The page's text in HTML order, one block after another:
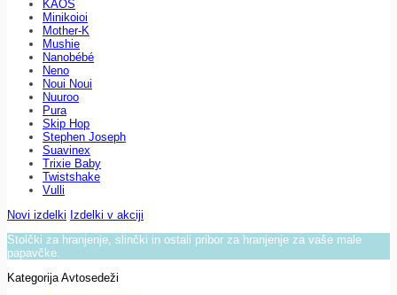
KAOS
Minikoioi
Mother-K
Mushie
Nanobébé
Neno
Noui Noui
Nuuroo
Pura
Skip Hop
Stephen Joseph
Suavinex
Trixie Baby
Twistshake
Vulli
Novi izdelki Izdelki v akciji
Stolčki za hranjenje, slinčki in ostali pribor za hranjenje za vaše male
papavčke.
Kategorija Avtosedeži